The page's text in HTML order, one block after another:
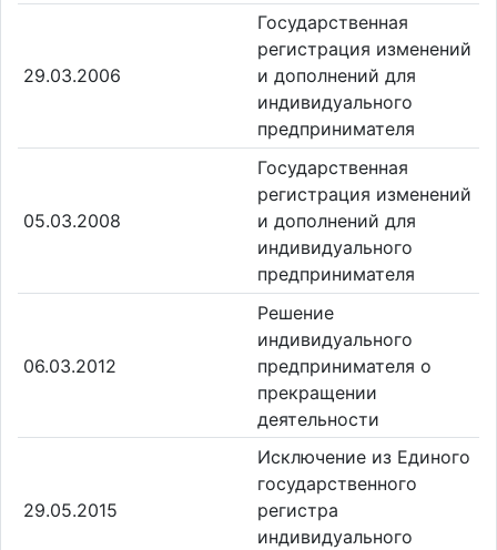
29.03.2006
Государственная
регистрация изменений
и дополнений для
индивидуального
предпринимателя
05.03.2008
Государственная
регистрация изменений
и дополнений для
индивидуального
предпринимателя
06.03.2012
Решение
индивидуального
предпринимателя о
прекращении
деятельности
29.05.2015
Исключение из Единого
государственного
регистра
индивидуального